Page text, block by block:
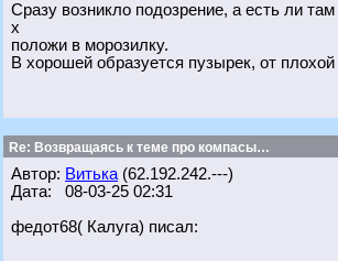
Сразу возникло подозрение, а есть ли
х
положи в морозилку.
В хорошей образуется пузырек, от плохой
Re: Возвращаясь к теме про компасы…
Автор: Витька (62.192.242.---)
Дата: 08-03-25 02:31
федот68( Калуга) писал: